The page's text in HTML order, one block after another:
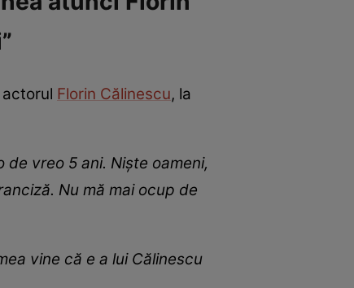
actorul Florin Călinescu, la
vreo 5 ani. Niște oameni,
Nu mă mai ocup de
vine că e a lui Călinescu